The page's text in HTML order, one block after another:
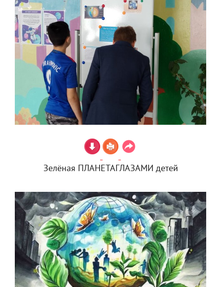
Зелёная ПЛАНЕТАГЛАЗАМИ детей